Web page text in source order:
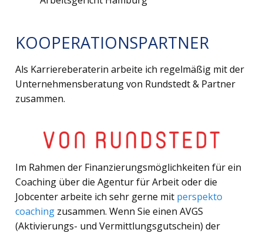
KOOPERATIONSPARTNER
Als Karriereberaterin arbeite ich regelmäßig mit der
Unternehmensberatung von Rundstedt & Partner
zusammen.
Im Rahmen der Finanzierungsmöglichkeiten für ein
Coaching über die Agentur für Arbeit oder die
Jobcenter arbeite ich sehr gerne mit perspekto
coaching zusammen. Wenn Sie einen AVGS
(Aktivierungs- und Vermittlungsgutschein) der